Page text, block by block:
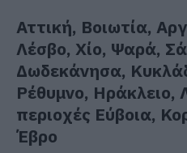
Αττική, Βοιωτία,
Λέσβο, Χίο, Ψαρά,
Δωδεκάνησα,
Ρέθυμνο, Ηράκλειο,
περιοχές Εύβοια,
Έβρο